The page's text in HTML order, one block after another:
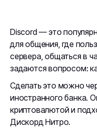
Discord — это
для общения, где
сервера, общаться в
задаются вопросом:
Сделать это можно
иностранного банка.
криптовалютой и
Дискорд Нитро.